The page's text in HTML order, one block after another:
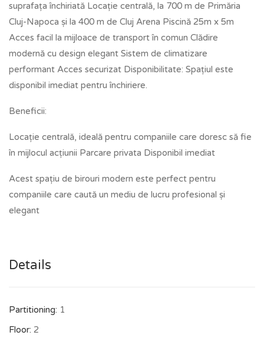
suprafața închiriată Locație centrală, la 700 m de Primăria
Cluj-Napoca și la 400 m de Cluj Arena Piscină 25m x 5m
Acces facil la mijloace de transport în comun Clădire
modernă cu design elegant Sistem de climatizare
performant Acces securizat Disponibilitate: Spațiul este
disponibil imediat pentru închiriere.
Beneficii:
Locație centrală, ideală pentru companiile care doresc să fie
în mijlocul acțiunii Parcare privata Disponibil imediat
Acest spațiu de birouri modern este perfect pentru
companiile care caută un mediu de lucru profesional și
elegant
Details
Partitioning: 1
Floor: 2